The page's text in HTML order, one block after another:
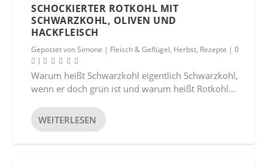
SCHOCKIERTER ROTKOHL MIT
SCHWARZKOHL, OLIVEN UND
HACKFLEISCH
Gepostet vonSimone | Fleisch & Geflügel, Herbst, Rezepte |0
|
Warum heißt Schwarzkohl eigentlich Schwarzkohl,
wenn er doch grün ist und warum heißt Rotkohl...
WEITERLESEN